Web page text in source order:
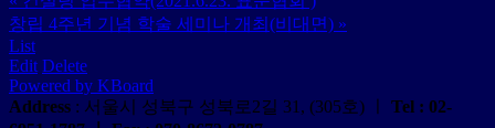
창립 4주년 기념 학술 세미나 개최(비대면) »
List
Edit Delete
Powered by KBoard
Address : 서울시 성북구 성북로2길 31, (305호) ㅣ Tel : 02-